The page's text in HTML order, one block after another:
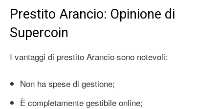
Prestito Arancio: Opinione di
Supercoin
I vantaggi di prestito Arancio sono notevoli:
Non ha spese di gestione;
È completamente gestibile online;